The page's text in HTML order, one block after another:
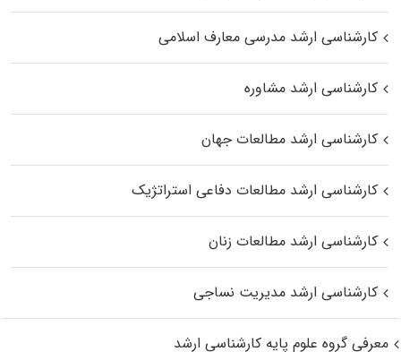
کارشناسی ارشد مدرسی معارف اسلامی
کارشناسی ارشد مشاوره
کارشناسی ارشد مطالعات جهان
کارشناسی ارشد مطالعات دفاعی استراتژیک
کارشناسی ارشد مطالعات زنان
کارشناسی ارشد مدیریت نساجی
معرفی گروه علوم پایه کارشناسی ارشد